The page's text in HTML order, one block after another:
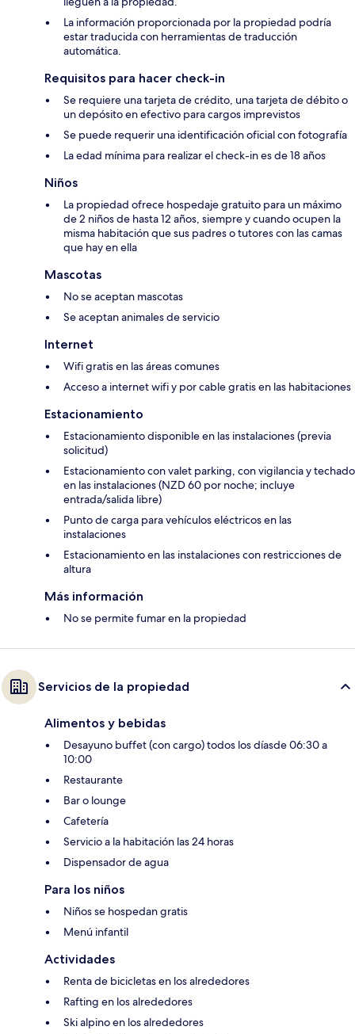
La información proporcionada por la propiedad podría
estar traducida con herramientas de traducción
automática.
Requisitos para hacer check-in
Se requiere una tarjeta de crédito, una tarjeta de débito o
un depósito en efectivo para cargos imprevistos
Se puede requerir una identificación oficial con fotografía
La edad mínima para realizar el check-in es de 18 años
Niños
La propiedad ofrece hospedaje gratuito para un máximo
de 2 niños de hasta 12 años, siempre y cuando ocupen la
misma habitación que sus padres o tutores con las camas
que hay en ella
Mascotas
No se aceptan mascotas
Se aceptan animales de servicio
Internet
Wifi gratis en las áreas comunes
Acceso a internet wifi y por cable gratis en las habitaciones
Estacionamiento
Estacionamiento disponible en las instalaciones (previa
solicitud)
Estacionamiento con valet parking, con vigilancia y techado
en las instalaciones (NZD 60 por noche; incluye
entrada/salida libre)
Punto de carga para vehículos eléctricos en las
instalaciones
Estacionamiento en las instalaciones con restricciones de
altura
Más información
No se permite fumar en la propiedad
Servicios de la propiedad
Alimentos y bebidas
Desayuno buffet (con cargo) todos los díasde 06:30 a
10:00
Restaurante
Bar o lounge
Cafetería
Servicio a la habitación las 24 horas
Dispensador de agua
Para los niños
Niños se hospedan gratis
Menú infantil
Actividades
Renta de bicicletas en los alrededores
Rafting en los alrededores
Ski alpino en los alrededores